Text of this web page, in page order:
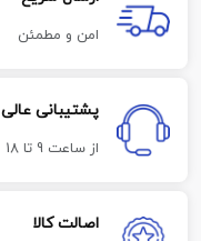
امن و مطمئن
پشتیبانی عالی
از ساعت 9 تا 18
اصالت کالا